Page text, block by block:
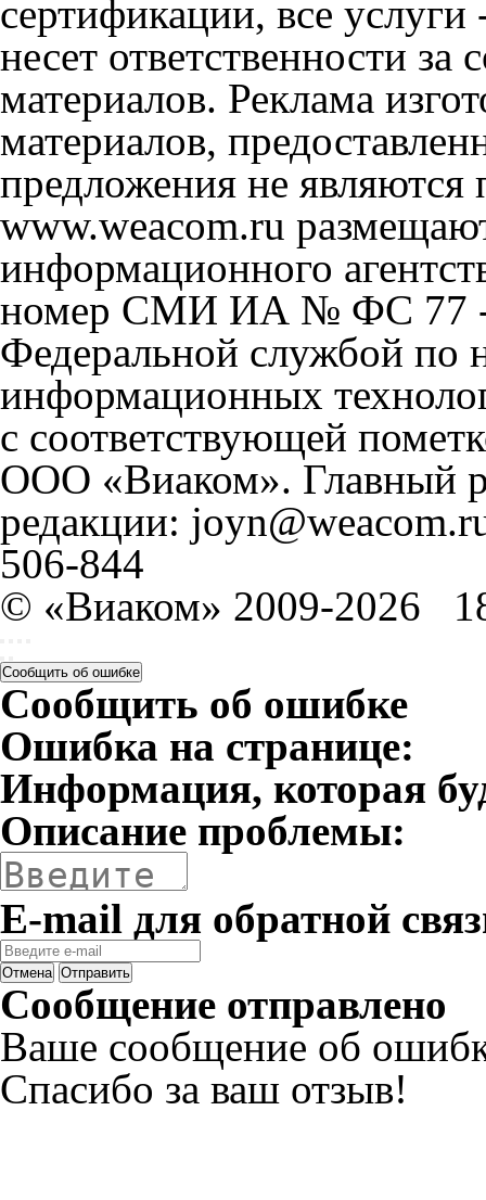
сертификации, все
несет ответственности
материалов. Реклама
материалов,
предложения не
www.weacom.ru
информационного
номер СМИ ИА № ФС 77 -
Федеральной службой по
информационных
с соответствующей
ООО «Виаком». Главный
редакции:
506-844
© «Виаком» 2009-2026
Сообщить об ошибке
Сообщить об ошибке
Ошибка на странице:
Информация, которая
Описание проблемы:
E-mail для обратной
Отмена Отправить
Сообщение отправлено
Ваше сообщение об
Спасибо за ваш отзыв!